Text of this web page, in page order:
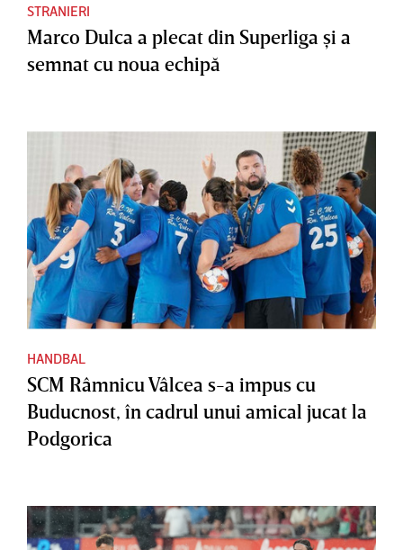
STRANIERI
Marco Dulca a plecat din Superliga şi a
semnat cu noua echipă
HANDBAL
SCM Râmnicu Vâlcea s-a impus cu
Buducnost, în cadrul unui amical jucat la
Podgorica